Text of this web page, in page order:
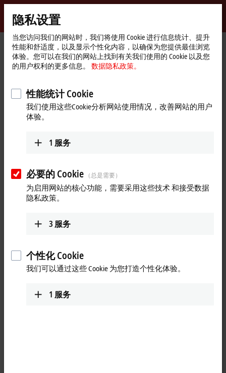
Beckhoff
-
自
动
化
技
术
Start
page
公司简介 全球业务 瑞士 Sales office Losone
Sales office Losone, 瑞士
地址和联系方式
Sales office Losone
Beckhoff Automation AG
6616Losone
瑞士
+41 91 792 24 40
www.beckhoff.com/de-ch/
+41 91 792 24 40
support@beckhoff.ch
Service
隐私设置
当您访问我们的网站时，我们将使用 Cookie 进行信息统计、提升
性能和舒适度，以及显示个性化内容，以确保为您提供最佳浏览
体验。您可以在我们的网站上找到有关我们使用的 Cookie 以及您
的用户权利的更多信息。
数据隐私政策。
性能统计 Cookie
我们使用这些Cookie分析网站使用情况，改善网站的用户
体验。
1 服务
必要的 Cookie （总是需要）
为启用网站的核心功能，需要采用这些技术 和接受数据
隐私政策。
3 服务
个性化 Cookie
我们可以通过这些 Cookie 为您打造个性化体验。
1 服务